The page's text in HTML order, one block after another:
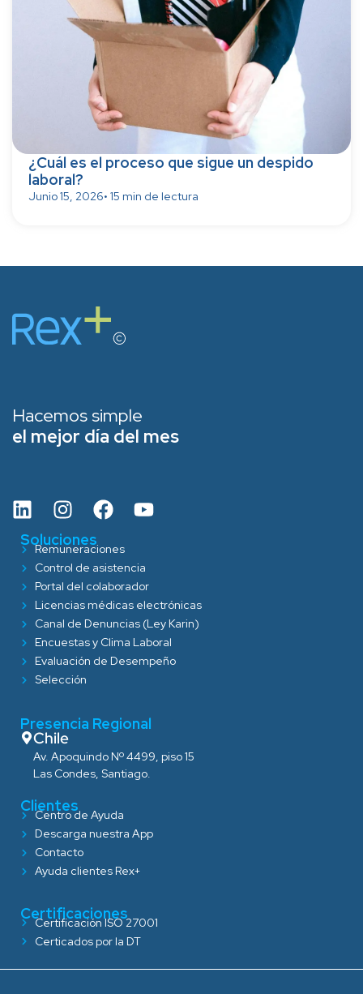
¿Cuál es el proceso que sigue un despido
laboral?
Junio 15, 2026• 15 min de lectura
Hacemos simple
el mejor día del mes
Soluciones
Remuneraciones
Control de asistencia
Portal del colaborador
Licencias médicas electrónicas
Canal de Denuncias (Ley Karin)
Encuestas y Clima Laboral
Evaluación de Desempeño
Selección
Presencia Regional
Chile
Av. Apoquindo Nº 4499, piso 15
Las Condes, Santiago.
Clientes
Centro de Ayuda
Descarga nuestra App
Contacto
Ayuda clientes Rex+
Certificaciones
Certificación ISO 27001
Certicados por la DT